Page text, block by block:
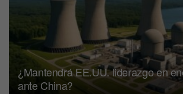
¿Mantendrá EE.UU. liderazgo en
ante China?